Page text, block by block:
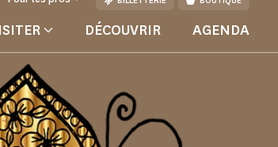
DÉCOUVRIR AGENDA